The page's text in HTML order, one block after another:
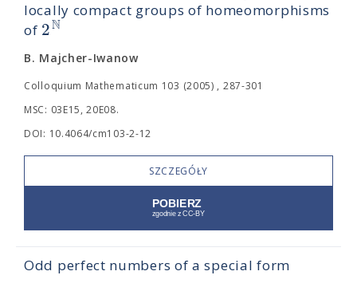
locally compact groups of homeomorphisms
of 2N
B. Majcher-Iwanow
Colloquium Mathematicum 103 (2005) , 287-301
MSC: 03E15, 20E08.
DOI: 10.4064/cm103-2-12
SZCZEGÓŁY
Odd perfect numbers of a special form